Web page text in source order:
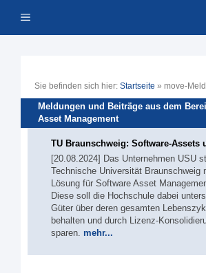
Inhalt Menü
Sie befinden sich hier: Startseite » move-
Meldungen und Beiträge aus dem
Asset Management
TU Braunschweig: Software-Assets
[20.08.2024] Das Unternehmen USU
Technische Universität Braunschweig
Lösung für Software Asset
Diese soll die Hochschule dabei
Güter über deren gesamten
behalten und durch Lizenz-
sparen. mehr...